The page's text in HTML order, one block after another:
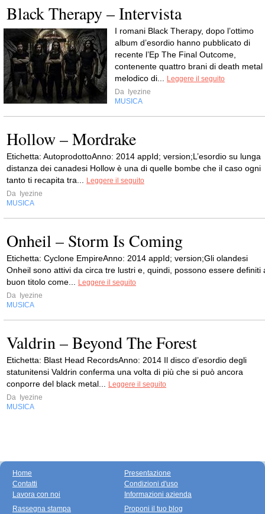
Black Therapy – Intervista
I romani Black Therapy, dopo l’ottimo
album d’esordio hanno pubblicato di
recente l’Ep The Final Outcome,
contenente quattro brani di death metal
melodico di...
Leggere il seguito
Da
Iyezine
MUSICA
Hollow – Mordrake
Etichetta: AutoprodottoAnno: 2014 appId; version;L’esordio su lunga
distanza dei canadesi Hollow è una di quelle bombe che il caso ogni
tanto ti recapita tra...
Leggere il seguito
Da
Iyezine
MUSICA
Onheil – Storm Is Coming
Etichetta: Cyclone EmpireAnno: 2014 appId; version;Gli olandesi
Onheil sono attivi da circa tre lustri e, quindi, possono essere definiti
buon titolo come...
Leggere il seguito
Da
Iyezine
MUSICA
Valdrin – Beyond The Forest
Etichetta: Blast Head RecordsAnno: 2014 Il disco d’esordio degli
statunitensi Valdrin conferma una volta di più che si può ancora
conporre del black metal...
Leggere il seguito
Da
Iyezine
MUSICA
Home
Contatti
Lavora con noi
Presentazione
Condizioni d'uso
Informazioni azienda
Rassegna stampa
Proponi il tuo blog